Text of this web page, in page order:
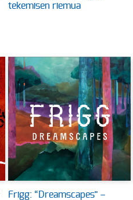
tekemisen riemua
Frigg: “Dreamscapes” –